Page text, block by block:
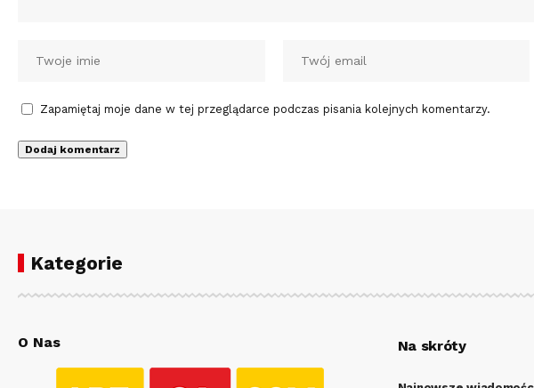
Zapamiętaj moje dane w tej przeglądarce podczas pisania kolejnych komentarzy.
Kategorie
O Nas Na skróty